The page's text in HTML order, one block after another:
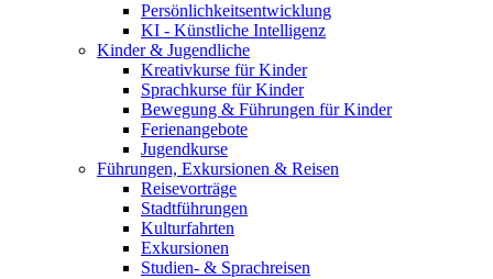
Persönlichkeitsentwicklung
KI - Künstliche Intelligenz
Kinder & Jugendliche
Kreativkurse für Kinder
Sprachkurse für Kinder
Bewegung & Führungen für Kinder
Ferienangebote
Jugendkurse
Führungen, Exkursionen & Reisen
Reisevorträge
Stadtführungen
Kulturfahrten
Exkursionen
Studien- & Sprachreisen